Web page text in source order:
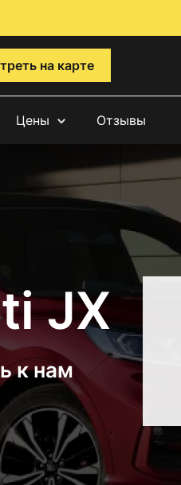
на карте
Цены Отзывы
JX
к нам